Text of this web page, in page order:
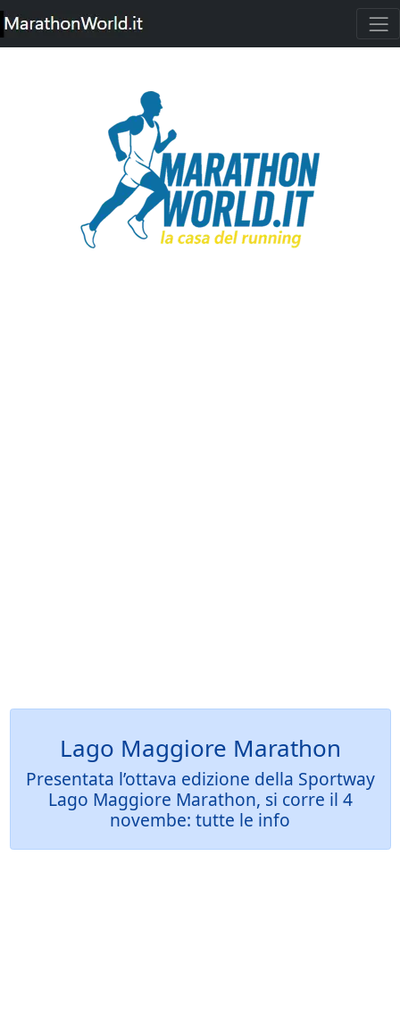
Lago Maggiore Marathon
Presentata l’ottava edizione della Sportway
Lago Maggiore Marathon, si corre il 4
novembe: tutte le info